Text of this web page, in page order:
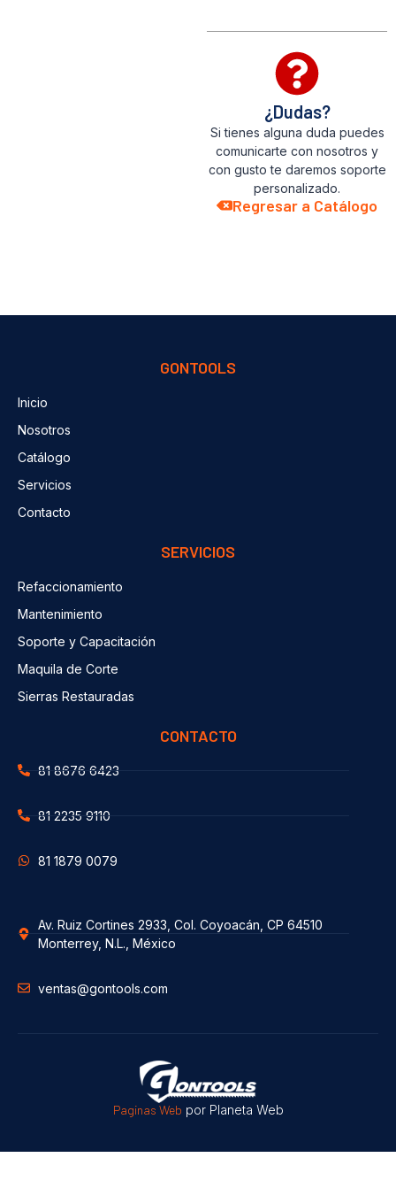
¿Dudas?
Si tienes alguna duda puedes
comunicarte con nosotros y
con gusto te daremos soporte
personalizado.
Regresar a Catálogo
GONTOOLS
Inicio
Nosotros
Catálogo
Servicios
Contacto
SERVICIOS
Refaccionamiento
Mantenimiento
Soporte y Capacitación
Maquila de Corte
Sierras Restauradas
CONTACTO
81 8676 6423
81 2235 9110
81 1879 0079
Av. Ruiz Cortines 2933, Col. Coyoacán, CP 64510
Monterrey, N.L., México
ventas@gontools.com
Paginas Web por Planeta Web